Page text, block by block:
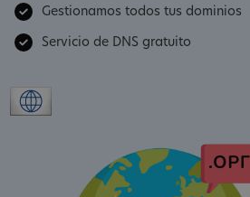
Gestionamos todos tus dominios
Servicio de DNS gratuito